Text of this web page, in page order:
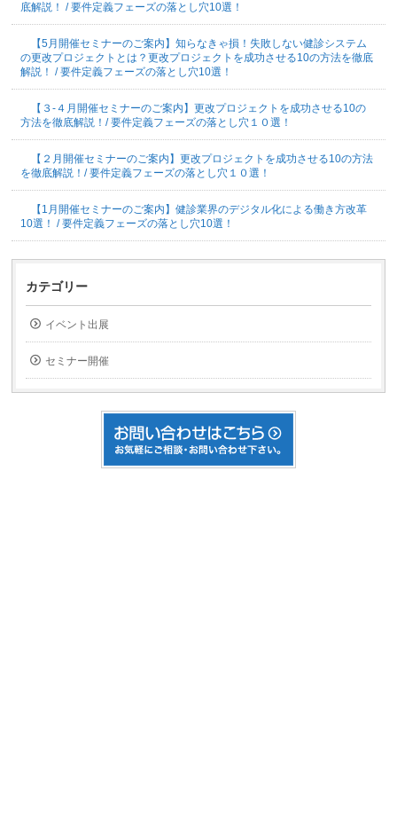
底解説！ / 要件定義フェーズの落とし穴10選！
【5月開催セミナーのご案内】知らなきゃ損！失敗しない健診システム
の更改プロジェクトとは？更改プロジェクトを成功させる10の方法を徹底
解説！ / 要件定義フェーズの落とし穴10選！
【３-４月開催セミナーのご案内】更改プロジェクトを成功させる10の
方法を徹底解説！/ 要件定義フェーズの落とし穴１０選！
【２月開催セミナーのご案内】更改プロジェクトを成功させる10の方法
を徹底解説！/ 要件定義フェーズの落とし穴１０選！
【1月開催セミナーのご案内】健診業界のデジタル化による働き方改革
10選！ / 要件定義フェーズの落とし穴10選！
カテゴリー
イベント出展
セミナー開催